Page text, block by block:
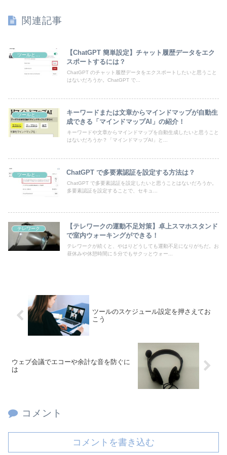
関連記事
ツールとガジェット
【ChatGPT 簡単設定】チャット履歴データをエク
スポートするには？
ChatGPT のチャット履歴データをエクスポートしたいと思うこと
はないだろうか。ChatGPT で...
ツールとガジェット
キーワードまたは文章からマインドマップが自動生
成できる「マインドマップAI」の紹介！
キーワードや文章からマインドマップを自動生成したいと思うこと
はないだろうか？「マインドマップAI」と...
ツールとガジェット ChatGPT で多要素認証を設定する方法は？
ChatGPT で多要素認証を設定したいと思うことはないだろうか。
多要素認証を設定することで、セキュ...
テレワーク
【テレワークの運動不足対策】卓上スマホスタンド
で室内ウォーキングができる！
テレワークが続くと、やはりどうしても運動不足になりがちだ。お
昼休みや休憩時間に５分でもサクッとウォー...
ツールのスケジュール設定を押さえてお
こう
ウェブ会議でエコーや余計な音を防ぐに
は
コメント
コメントを書き込む